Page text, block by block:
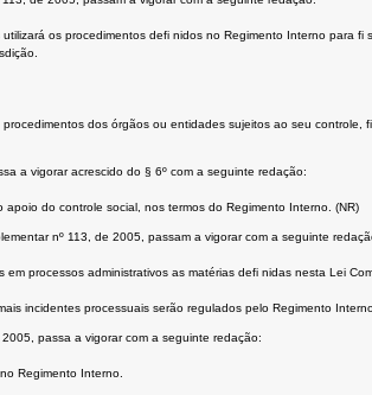
os procedimentos defi nidos no Regimento Interno para
dos órgãos ou entidades sujeitos ao seu
a vigorar acrescido do § 6º com a seguinte redação:
do controle social, nos termos do Regimento Interno. (NR)
nº 113, de 2005, passam a vigorar com a seguinte
em processos administrativos as matérias defi nidas nesta Lei
incidentes processuais serão regulados pelo Regimento
passa a vigorar com a seguinte redação:
Regimento Interno.